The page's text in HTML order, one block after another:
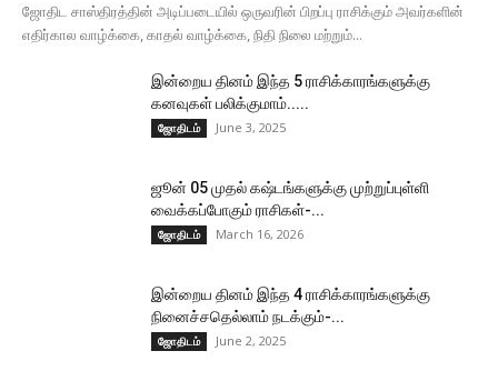
ஜோதிட சாஸ்திரத்தின் அடிப்படையில் ஒருவரின் பிறப்பு ராசிக்கும் அவர்களின்
எதிர்கால வாழ்க்கை, காதல் வாழ்க்கை, நிதி நிலை மற்றும்...
இன்றைய தினம் இந்த 5 ராசிக்காரங்களுக்கு
கனவுகள் பலிக்குமாம்.....
ஜோதிடம் June 3, 2025
ஜூன் 05 முதல் கஷ்டங்களுக்கு முற்றுப்புள்ளி
வைக்கப்போகும் ராசிகள்-...
ஜோதிடம் March 16, 2026
இன்றைய தினம் இந்த 4 ராசிக்காரங்களுக்கு
நினைச்சதெல்லாம் நடக்கும்-...
ஜோதிடம் June 2, 2025